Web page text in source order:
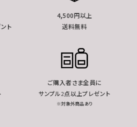
ト
4,500円以上
送料無料
ご購入者さま全員に
サンプル2点以上プレゼント
※対象外商品あり